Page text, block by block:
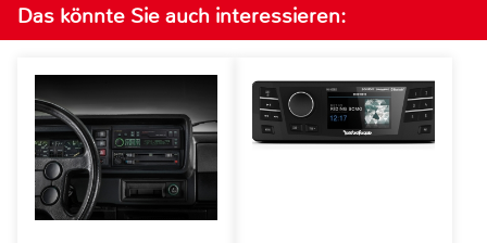
Das könnte Sie auch interessieren: